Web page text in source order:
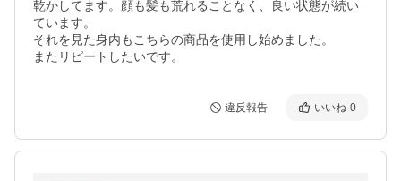
乾かしてます。顔も髪も荒れることなく、良い状態が続い
ています。
それを見た身内もこちらの商品を使用し始めました。
またリピートしたいです。
違反報告 いいね 0